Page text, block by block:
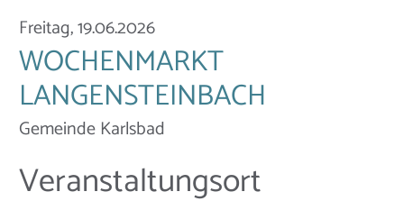
Freitag, 19.06.2026
WOCHENMARKT
LANGENSTEINBACH
Gemeinde Karlsbad
Veranstaltungsort